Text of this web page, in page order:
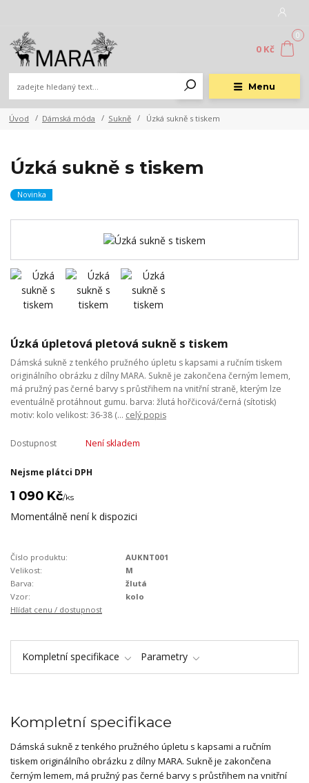
Menu
0
0 Kč
Úvod Dámská móda Sukně Úzká sukně s tiskem
Úzká sukně s tiskem
Novinka
Úzká úpletová pletová sukně s tiskem
Dámská sukně z tenkého pružného úpletu s kapsami a ručním tiskem
originálního obrázku z dílny MARA. Sukně je zakončena černým lemem,
má pružný pas černé barvy s průstřihem na vnitřní straně, kterým lze
eventuálně protáhnout gumu. barva: žlutá hořčicová/černá (sítotisk)
motiv: kolo velikost: 36-38 (... celý popis
Dostupnost Není skladem
Nejsme plátci DPH
1 090 Kč/ks
Momentálně není k dispozici
Číslo produktu:
AUKNT001
Velikost:
M
Barva:
žlutá
Vzor:
kolo
Hlídat cenu / dostupnost
Kompletní specifikace Parametry
Kompletní specifikace
Dámská sukně z tenkého pružného úpletu s kapsami a ručním
tiskem originálního obrázku z dílny MARA. Sukně je zakončena
černým lemem, má pružný pas černé barvy s průstřihem na vnitřní